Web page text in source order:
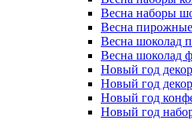
Весна наборы
Весна
Весна шоколад
Весна шоколад
Новый год
Новый год
Новый год
Новый год